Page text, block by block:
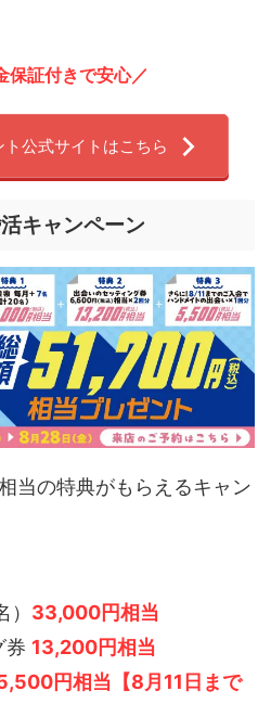
保証付きで安心／
公式サイトはこちら
キャンペーン
当の特典がもらえるキャン
33,000円相当
券 13,200円相当
円相当【8月11日まで